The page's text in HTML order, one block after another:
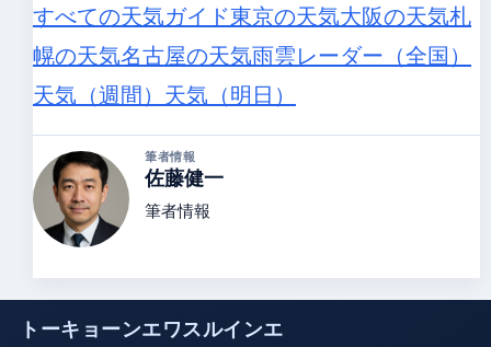
すべての天気ガイド東京の天気大阪の天気札
幌の天気名古屋の天気雨雲レーダー（全国）
天気（週間） 天気（明日）
筆者情報
佐藤健一
筆者情報
トーキョーンエワスルインエ